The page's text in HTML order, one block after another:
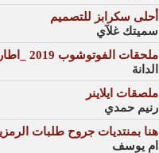
أحلى سكرابز للتصميم
سميتك غلآي
ملحقات الفوتوشوب 2019 _اطارات و خلفيات
الدانة
ملصقات ايلاينر
رنيم حمدي
هنا بمنتديات جروح طلبات
ام يوسف